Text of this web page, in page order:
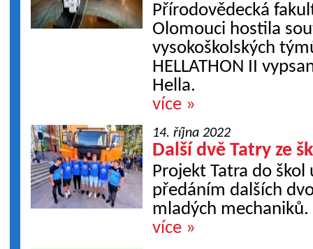
Přírodovědecká
Olomouci hostila
vysokoškolských
HELLATHON II
Hella.
více »
14. října 2022
Další dvě Tatry ze
Projekt Tatra do
předáním dalších
mladých mechaniků.
více »